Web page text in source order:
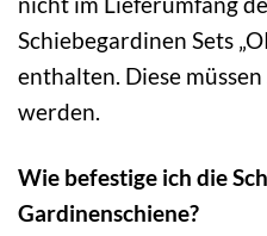
Schiebegardinen Sets
enthalten. Diese
werden.
Wie befestige ich die
Gardinenschiene?